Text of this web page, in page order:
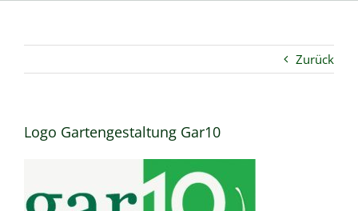
Zurück
Logo Gartengestaltung Gar10